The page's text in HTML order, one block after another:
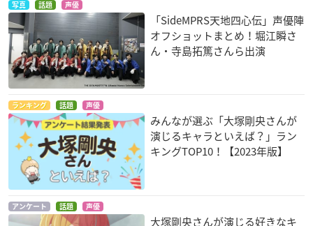
写真 話題 声優
「SideMPRS天地四心伝」声優陣
オフショットまとめ！堀江瞬さ
ん・寺島拓篤さんら出演
ランキング 話題 声優
みんなが選ぶ「大塚剛央さんが
演じるキャラといえば？」ラン
キングTOP10！【2023年版】
アンケート 話題 声優
大塚剛央さんが演じる好きなキ